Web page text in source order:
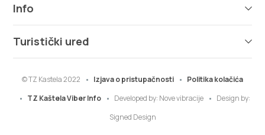
Info
Turistički ured
© TZ Kastela 2022 Izjava o pristupačnosti
Politika kolačića
TZ Kaštela Viber Info
Developed by: Nove vibracije
Design by:
Signed Design